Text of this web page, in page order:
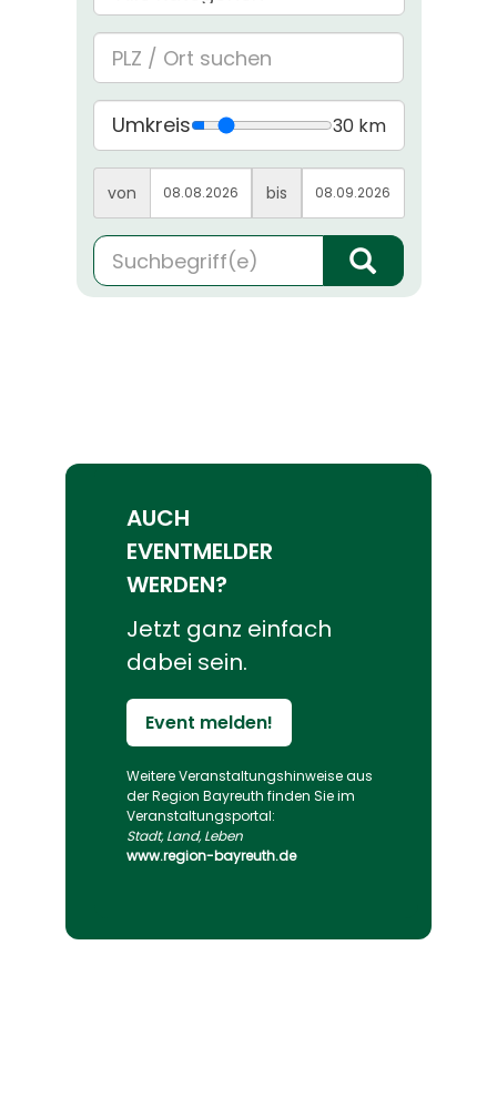
Umkreis 30 km
von bis
AUCH
EVENTMELDER
WERDEN?
Jetzt ganz einfach
dabei sein.
Event melden!
Weitere Veranstaltungs­hinweise aus
der Region Bayreuth finden Sie im
Veranstaltungs­portal:
Stadt, Land, Leben
www.region-bayreuth.de